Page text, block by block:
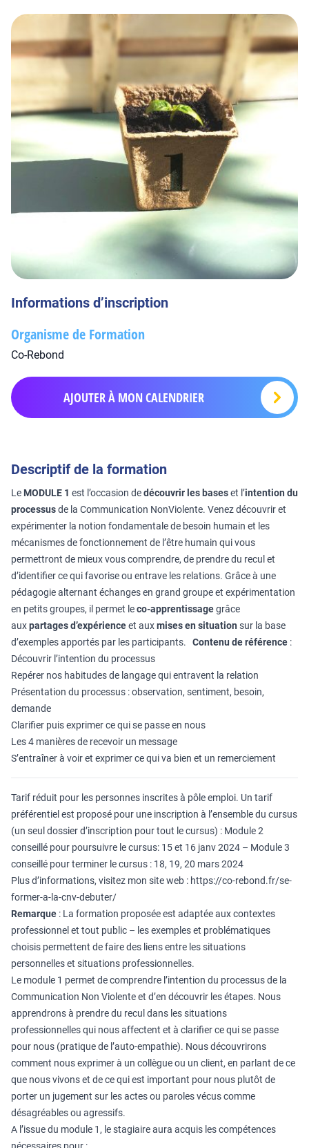
Informations d’inscription
Organisme de Formation
Co-Rebond
AJOUTER À MON CALENDRIER
Descriptif de la formation
Le MODULE 1 est l’occasion dedécouvrir les baseset l’intention du
processusde la Communication NonViolente. Venez découvrir et
expérimenter la notion fondamentale de besoin humain et les
mécanismes de fonctionnement de l’être humain qui vous
permettront de mieux vous comprendre, de prendre du recul et
d’identifier ce qui favorise ou entrave les relations. Grâce à une
pédagogie alternant échanges en grand groupe et expérimentation
en petits groupes, il permet leco-apprentissagegrâce
auxpartages d’expérienceet auxmises en situation sur la base
d’exemples apportés par les participants. Contenu de référence :
Découvrir l’intention du processus
Repérer nos habitudes de langage qui entravent la relation
Présentation du processus : observation, sentiment, besoin,
demande
Clarifier puis exprimer ce qui se passe en nous
Les 4 manières de recevoir un message
S’entraîner à voir et exprimer ce qui va bien et un remerciement
Tarif réduit pour les personnes inscrites à pôle emploi. Un tarif
préférentiel est proposé pour une inscription à l’ensemble du cursus
(un seul dossier d’inscription pour tout le cursus) : Module 2
conseillé pour poursuivre le cursus: 15 et 16 janv 2024 – Module 3
conseillé pour terminer le cursus : 18, 19, 20 mars 2024
Plus d’informations, visitez mon site web : https://co-rebond.fr/se-
former-a-la-cnv-debuter/
Remarque : La formation proposée est adaptée aux contextes
professionnel et tout public – les exemples et problématiques
choisis permettent de faire des liens entre les situations
personnelles et situations professionnelles.
Le module 1 permet de comprendre l’intention du processus de la
Communication Non Violente et d’en découvrir les étapes. Nous
apprendrons à prendre du recul dans les situations
professionnelles qui nous affectent et à clarifier ce qui se passe
pour nous (pratique de l’auto-empathie). Nous découvrirons
comment nous exprimer à un collègue ou un client, en parlant de ce
que nous vivons et de ce qui est important pour nous plutôt de
porter un jugement sur les actes ou paroles vécus comme
désagréables ou agressifs.
A l’issue du module 1, le stagiaire aura acquis les compétences